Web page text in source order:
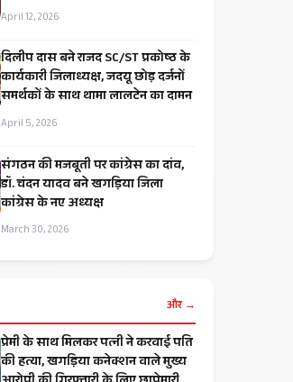
April 12, 2026
दिलीप दास बने राजद SC/ST प्रकोष्ठ के
कार्यकारी जिलाध्यक्ष, जदयू छोड़ दर्जनों
समर्थकों के साथ थामा लालटेन का दामन
April 5, 2026
संगठन की मजबूती पर कांग्रेस का दांव,
डॉ. चंदन यादव बने खगड़िया जिला
कांग्रेस के नए अध्यक्ष
March 30, 2026
और →
प्रेमी के साथ मिलकर पत्नी ने करवाई पति
की हत्या, खगड़िया कनेक्शन वाले मुख्य